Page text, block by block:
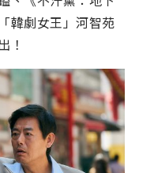
韓劇女王」河智苑
！